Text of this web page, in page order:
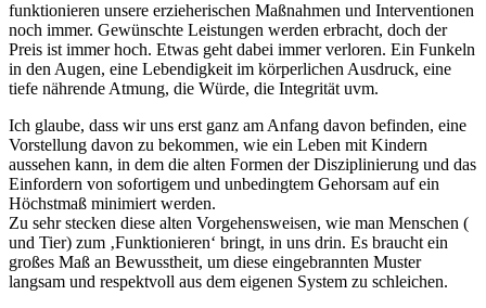
funktionieren unsere erzieherischen Maßnahmen und Interventionen
noch immer. Gewünschte Leistungen werden erbracht, doch der
Preis ist immer hoch. Etwas geht dabei immer verloren. Ein Funkeln
in den Augen, eine Lebendigkeit im körperlichen Ausdruck, eine
tiefe nährende Atmung, die Würde, die Integrität uvm.
Ich glaube, dass wir uns erst ganz am Anfang davon befinden, eine
Vorstellung davon zu bekommen, wie ein Leben mit Kindern
aussehen kann, in dem die alten Formen der Disziplinierung und das
Einfordern von sofortigem und unbedingtem Gehorsam auf ein
Höchstmaß minimiert werden.
Zu sehr stecken diese alten Vorgehensweisen, wie man Menschen (
und Tier) zum ‚Funktionieren‘ bringt, in uns drin. Es braucht ein
großes Maß an Bewusstheit, um diese eingebrannten Muster
langsam und respektvoll aus dem eigenen System zu schleichen.